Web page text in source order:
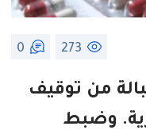
273
0
من توقيف
وضبط